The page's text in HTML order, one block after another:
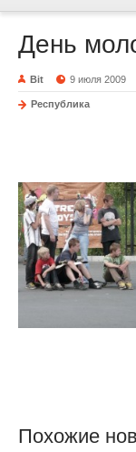
День
Bit 9 июля 2009
Республика
Похожие